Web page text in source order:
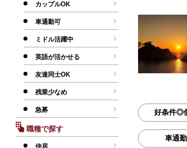
カップルOK
車通勤可
ミドル活躍中
英語が活かせる
友達同士OK
残業少なめ
急募
職種で探す
仲居
好条件◎
車通